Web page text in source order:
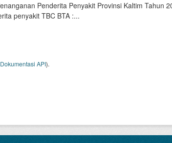
Penderita Penyakit Provinsi Kaltim Tahun
penyakit TBC BTA :...
Dokumentasi API).